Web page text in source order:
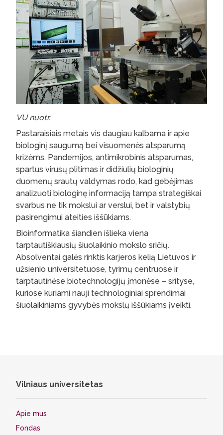
VU nuotr.
Pastaraisiais metais vis daugiau kalbama ir apie
biologinį saugumą bei visuomenės atsparumą
krizėms. Pandemijos, antimikrobinis atsparumas,
spartus virusų plitimas ir didžiulių biologinių
duomenų srautų valdymas rodo, kad gebėjimas
analizuoti biologinę informaciją tampa strategiškai
svarbus ne tik mokslui ar verslui, bet ir valstybių
pasirengimui ateities iššūkiams.
Bioinformatika šiandien išlieka viena
tarptautiškiausių šiuolaikinio mokslo sričių.
Absolventai galės rinktis karjeros kelią Lietuvos ir
užsienio universitetuose, tyrimų centruose ir
tarptautinėse biotechnologijų įmonėse – srityse,
kuriose kuriami nauji technologiniai sprendimai
šiuolaikiniams gyvybės mokslų iššūkiams įveikti.
Vilniaus universitetas
Apie mus
Fondas